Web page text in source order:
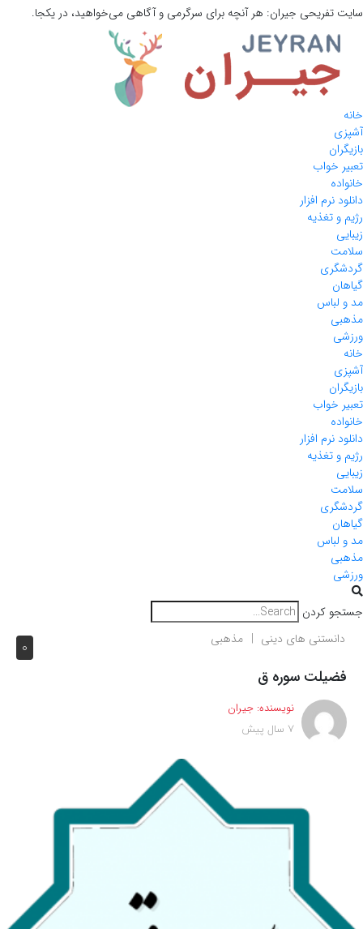
سایت تفریحی جیران: هر آنچه برای سرگرمی و آگاهی می‌خواهید، در یکجا.
خانه
آشپزی
بازیگران
تعبیر خواب
خانواده
دانلود نرم افزار
رژیم و تغذیه
زیبایی
سلامت
گردشگری
گیاهان
مد و لباس
مذهبی
ورزشی
خانه
آشپزی
بازیگران
تعبیر خواب
خانواده
دانلود نرم افزار
رژیم و تغذیه
زیبایی
سلامت
گردشگری
گیاهان
مد و لباس
مذهبی
ورزشی
جستجو کردن
0 دانستنی های دینی مذهبی
فضیلت سوره ق
نویسنده: جیران
7 سال پیش